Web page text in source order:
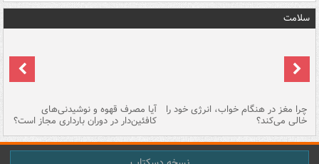
سلامت
چرا مغز در هنگام خواب، انرژی خود را
خالی می‌کند؟
آیا مصرف قهوه و نوشیدنی‌های
کافئین‌دار در دوران بارداری مجاز است؟